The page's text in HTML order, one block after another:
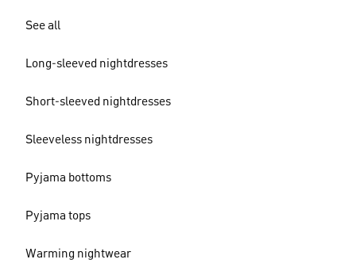
See all
Long-sleeved nightdresses
Short-sleeved nightdresses
Sleeveless nightdresses
Pyjama bottoms
Pyjama tops
Warming nightwear